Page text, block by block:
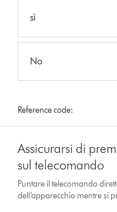
sì
No
Reference code:
Assicurarsi di
sul telecomando
Puntare il telecomando
dell’apparecchio mentre si